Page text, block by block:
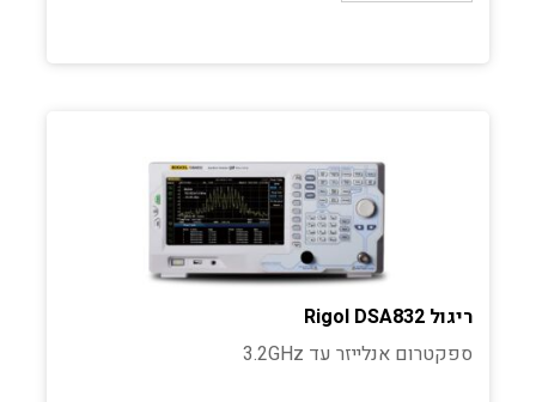
ריגול Rigol DSA832
ספקטרום אנלייזר עד 3.2GHz